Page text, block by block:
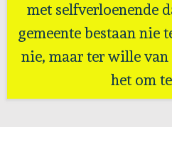
met selfverloenende
gemeente bestaan nie
nie, maar ter wille
het om